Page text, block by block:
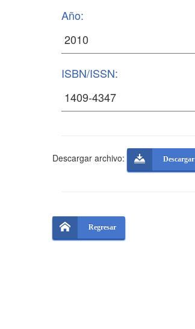
Año:
ISBN/ISSN:
Descargar archivo: Descargar
Regresar